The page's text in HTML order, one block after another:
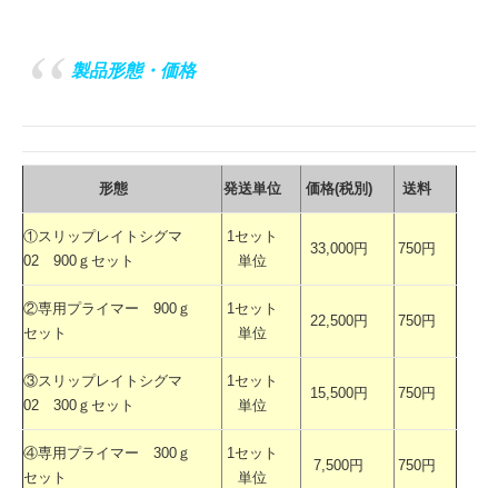
製品形態・価格
形態 発送単位 価格(税別) 送料
①スリップレイトシグマ
02 900ｇセット
1セット
単位
33,000円 750円
②専用プライマー 900ｇ
セット
1セット
単位
22,500円 750円
③スリップレイトシグマ
02 300ｇセット
1セット
単位
15,500円 750円
④専用プライマー 300ｇ
セット
1セット
単位
7,500円 750円